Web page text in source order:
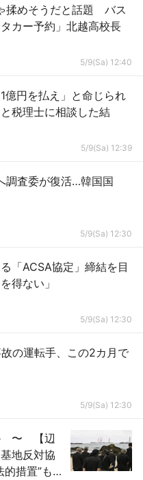
揉めそうだと話題 バス
カー予約」北越高校長
5/9(Sa) 12:40
億円を払え」と命じられ
税理士に相談した結
5/9(Sa) 12:39
調査委が復活…韓国国
5/9(Sa) 12:30
「ACSA協定」締結を目
得ない」
5/9(Sa) 12:30
の運転手、この2カ月で
5/9(Sa) 12:30
〜 【辺
地反対協
措置”も示